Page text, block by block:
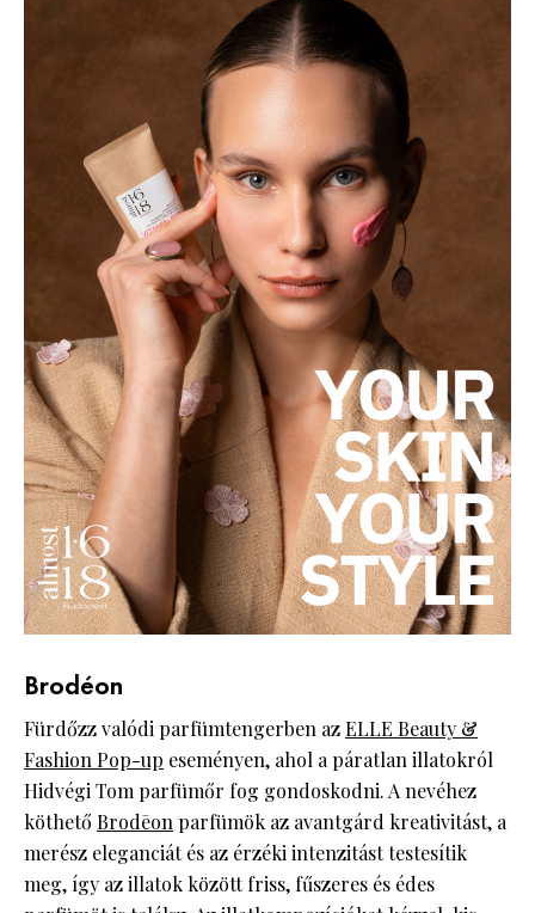
Brodéon
Fürdőzz valódi parfümtengerben azELLE Beauty &
Fashion Pop-up eseményen, ahol a páratlan illatokról
Hidvégi Tom parfümőr fog gondoskodni. A nevéhez
köthető Brodēon parfümök az avantgárd kreativitást, a
merész eleganciát és az érzéki intenzitást testesítik
meg, így az illatok között friss, fűszeres és édes